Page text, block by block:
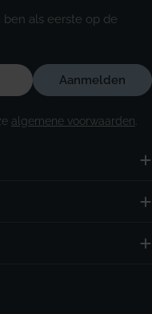
als eerste op de
Aanmelden
algemene voorwaarden